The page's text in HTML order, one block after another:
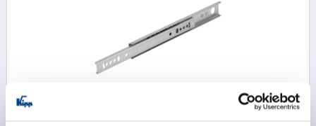
PROWADNICA TELESKOPOWA ROZKL. NA NIEPELNA